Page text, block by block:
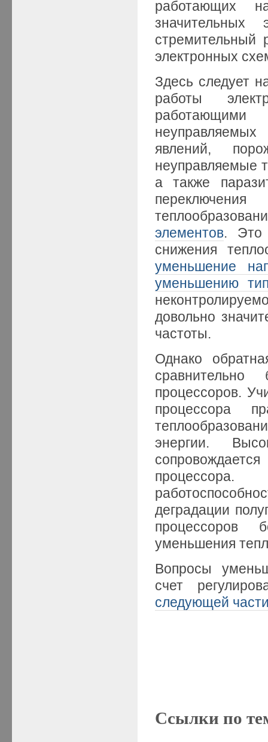
работающих
значительных
стремительный
электронных
Здесь следует
работы
явлений,
неуправляемые
а также
переключения
элементов. Это
снижения
уменьшение
уменьшению
довольно
частоты.
Однако
сравнительно
процессоров.
процессора
энергии.
деградации
процессоров
уменьшения
Вопросы
счет
следующей
Ссылки по